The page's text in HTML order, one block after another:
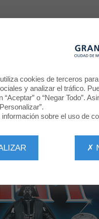
LA
cookies de terceros
y analizar el tráfico.
“Aceptar” o “Negar Todo”.
sobre el uso de
✗